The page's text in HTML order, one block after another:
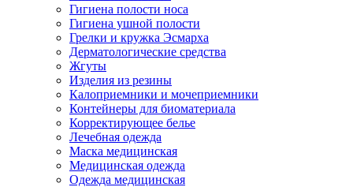
Гигиена полости носа
Гигиена ушной полости
Грелки и кружка Эсмарха
Дерматологические средства
Жгуты
Изделия из резины
Калоприемники и мочеприемники
Контейнеры для биоматериала
Корректирующее белье
Лечебная одежда
Маска медицинская
Медицинская одежда
Одежда медицинская